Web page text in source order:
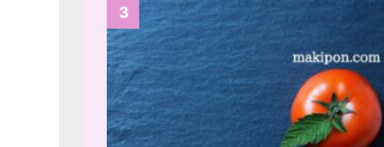
3